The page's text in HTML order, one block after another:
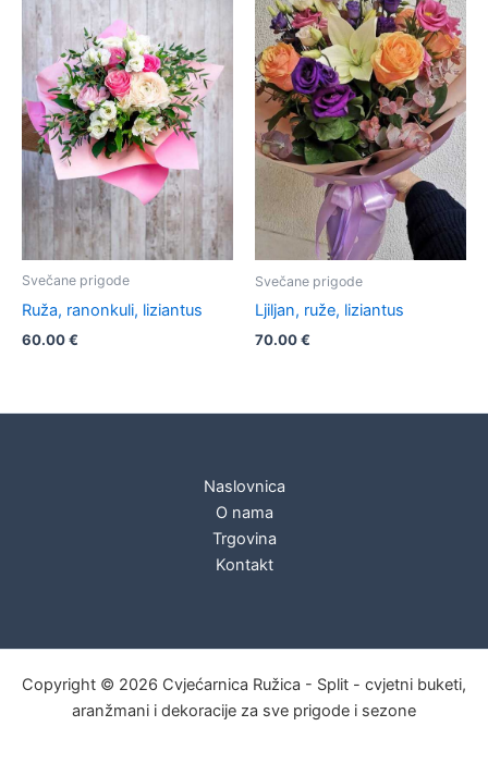
Svečane prigode
Ruža, ranonkuli, liziantus
60.00€
Svečane prigode
Ljiljan, ruže, liziantus
70.00€
Naslovnica
O nama
Trgovina
Kontakt
Copyright © 2026 Cvjećarnica Ružica - Split - cvjetni buketi,
aranžmani i dekoracije za sve prigode i sezone